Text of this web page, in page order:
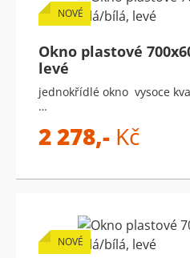
NOVÉ
Okno plastové
levé
jednokřídlé okno vysoce
…
2 278,- Kč
NOVÉ